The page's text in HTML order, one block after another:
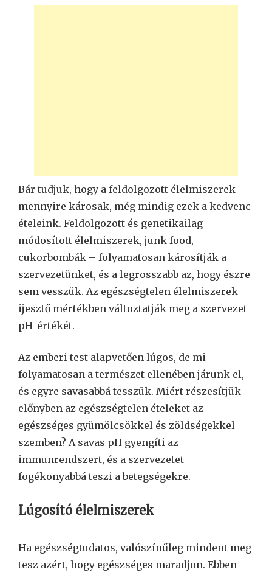
Bár tudjuk, hogy a feldolgozott élelmiszerek
mennyire károsak, még mindig ezek a kedvenc
ételeink. Feldolgozott és genetikailag
módosított élelmiszerek, junk food,
cukorbombák – folyamatosan károsítják a
szervezetünket, és a legrosszabb az, hogy észre
sem vesszük. Az egészségtelen élelmiszerek
ijesztő mértékben változtatják meg a szervezet
pH-értékét.
Az emberi test alapvetően lúgos, de mi
folyamatosan a természet ellenében járunk el,
és egyre savasabbá tesszük. Miért részesítjük
előnyben az egészségtelen ételeket az
egészséges gyümölcsökkel és zöldségekkel
szemben? A savas pH gyengíti az
immunrendszert, és a szervezetet
fogékonyabbá teszi a betegségekre.
Lúgosító élelmiszerek
Ha egészségtudatos, valószínűleg mindent meg
tesz azért, hogy egészséges maradjon. Ebben